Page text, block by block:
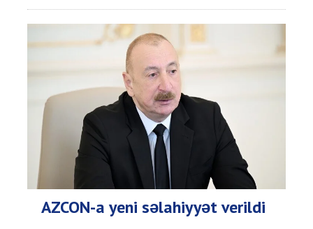
AZCON-a yeni səlahiyyət verildi